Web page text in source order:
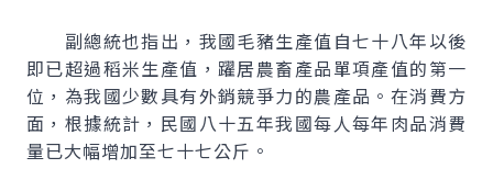
副總統也指出，我國毛豬生產值自七十八年以後
即已超過稻米生產值，躍居農畜產品單項產值的第一
位，為我國少數具有外銷競爭力的農產品。在消費方
面，根據統計，民國八十五年我國每人每年肉品消費
量已大幅增加至七十七公斤。